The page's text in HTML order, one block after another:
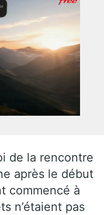
de la rencontre
après le début
commencé à
n’étaient pas